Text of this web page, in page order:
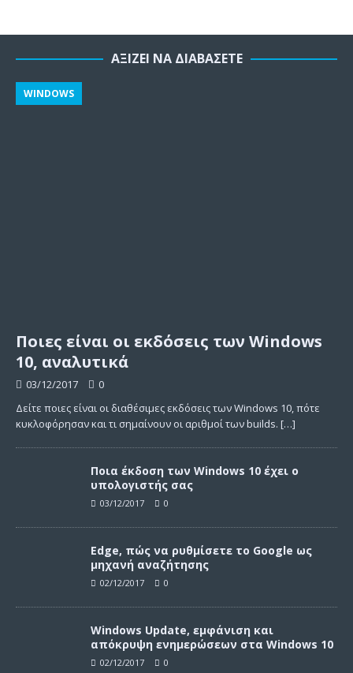
ΑΞΊΖΕΙ ΝΑ ΔΙΑΒΆΣΕΤΕ
Ποιες είναι οι εκδόσεις των Windows
10, αναλυτικά
WINDOWS
03/12/2017
0
Δείτε ποιες είναι οι διαθέσιμες εκδόσεις των Windows 10, πότε
κυκλοφόρησαν και τι σημαίνουν οι αριθμοί των builds. […]
Ποια έκδοση των Windows 10 έχει ο
υπολογιστής σας
03/12/2017 0
Edge, πώς να ρυθμίσετε το Google ως
μηχανή αναζήτησης
02/12/2017 0
Windows Update, εμφάνιση και
απόκρυψη ενημερώσεων στα Windows 10
02/12/2017 0